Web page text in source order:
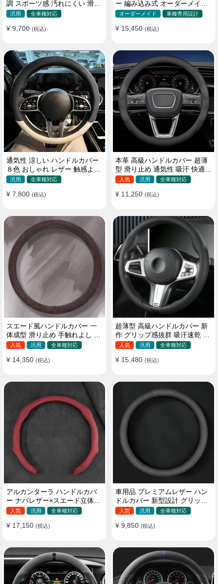
調 スポーツ感 汚れにくい 滑り
止め かっこいい 取り付け簡単
汎用 全車種対応
¥ 9,700 (税込)
ー 編み込み式 オーダーメイド
握り感抜群 操作性アップ
オーダーメイド 車種専用設計
¥ 15,450 (税込)
通気性 涼しい ハンドルカバー
８色 おしゃれ レザー 触感よく
シンブル 落ち着いた気品
汎用 全車種対応
¥ 7,800 (税込)
本革 高級ハンドルカバー 超薄
型 滑り止め 通気性 吸汗 快適
耐久性 四季汎用 35~40CM
人気 汎用 全車種対応
¥ 11,250 (税込)
スエード風ハンドルカバー 一
体成型 滑り止め 手触れよし 吸
汗 高級感 四季汎用 35~38CM
人気 汎用 全車種対応
¥ 14,350 (税込)
超薄型 高級ハンドルカバー 新
作 グリップ感抜群 吸汗速乾 ス
エード ナパレザー 通年使用
人気 汎用 全車種対応
¥ 15,480 (税込)
アルカンターラ ハンドルカバ
ー ナパレザー×スエード立体デ
ザイン 四季汎用 O/D型兼用 38-
人気 汎用 全車種対応
¥ 17,150 (税込)
車用品 プレミアムレザー ハン
ドルカバー 新型設計 グリップ
感向上 取付簡単 滑り止め 36〜
人気 汎用 全車種対応
¥ 9,850 (税込)